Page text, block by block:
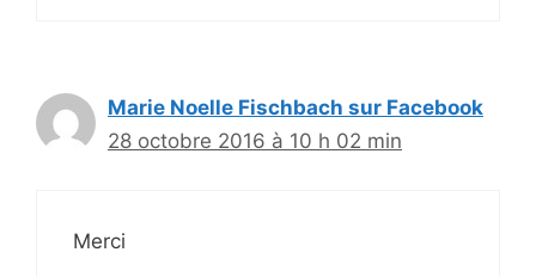
Marie Noelle Fischbach sur Facebook
28 octobre 2016 à 10 h 02 min
Merci